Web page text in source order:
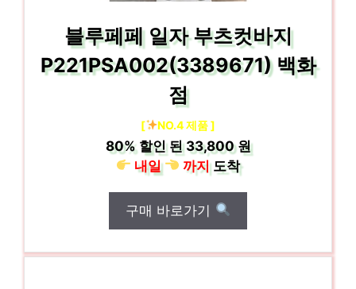
블루페페 일자 부츠컷바지
P221PSA002(3389671) 백화
점
[ NO.4 제품 ]
80%할인 된33,800 원
내일
까지도착
구매 바로가기